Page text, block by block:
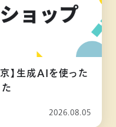
】生成AIを使った
2026.08.05